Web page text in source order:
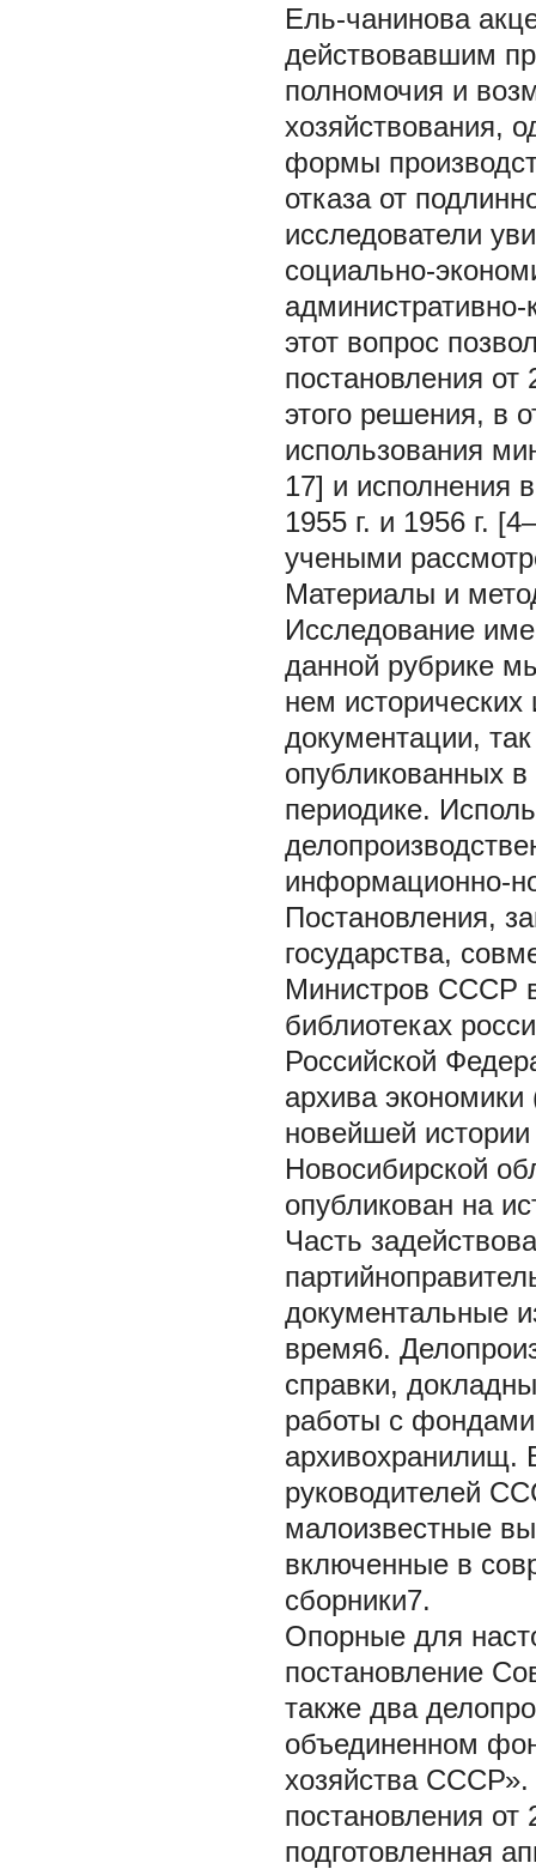
Ель-чанинова
действовавшим
полномочия и
хозяйствования,
формы
отказа от
исследователи
социально-
этот вопрос
постановления
этого решения, в
использования
17] и исполнения
1955 г. и 1956 г.
учеными
Материалы и
Исследование
данной рубрике
нем исторических
документации,
опубликованных
периодике.
информационно-
Постановления,
государства,
Министров СССР
библиотеках
Российской
архива экономики
новейшей
Новосибирской
опубликован на
Часть
документальные
время6.
справки,
работы с
архивохранилищ.
руководителей
малоизвестные
включенные в
сборники7.
Опорные для
постановление
также два
объединенном
хозяйства
постановления
подготовленная